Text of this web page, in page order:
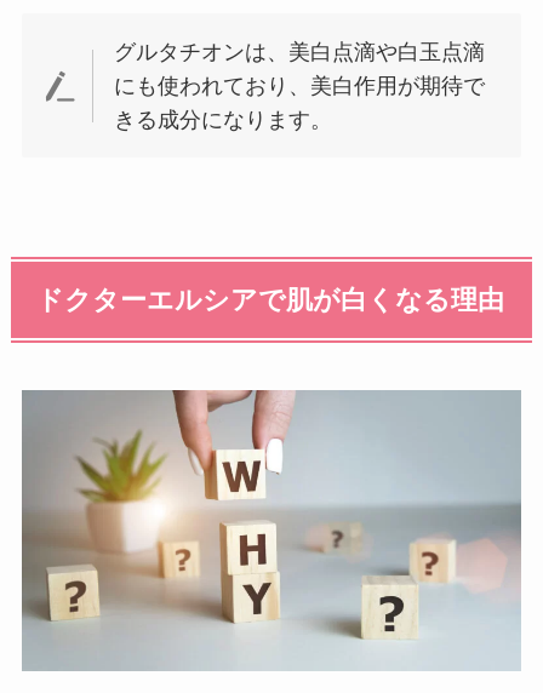
グルタチオンは、美白点滴や白玉点滴
にも使われており、美白作用が期待で
きる成分になります。
ドクターエルシアで肌が白くなる理由